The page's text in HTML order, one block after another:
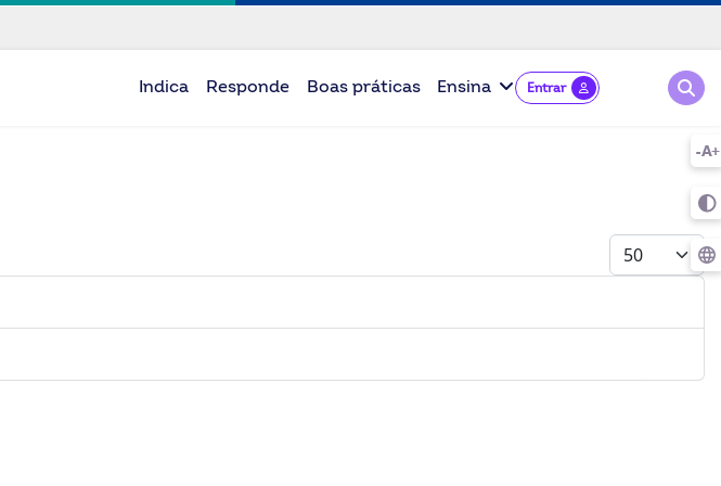
Indica Responde Boas práticas Ensina Entrar
Mostrar #